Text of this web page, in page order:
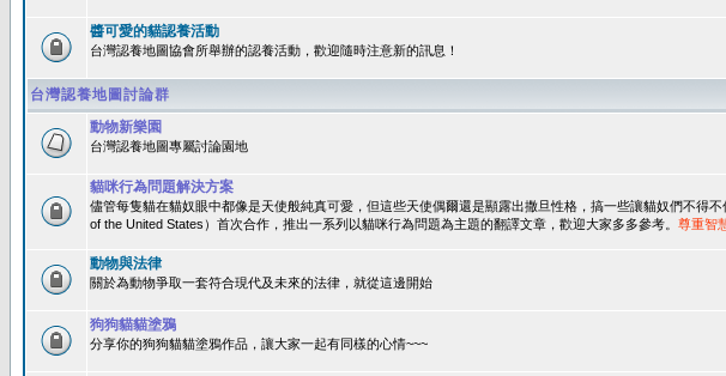
醬可愛的貓認養活動
台灣認養地圖協會所舉辦的認養活動，歡迎隨時注意新的訊息！
台灣認養地圖討論群
動物新樂園
台灣認養地圖專屬討論園地
貓咪行為問題解決方案
儘管每隻貓在貓奴眼中都像是天使般純真可愛，但這些天使偶爾還是顯露出撒旦性格，搞一些讓貓奴們不得
of the United States）首次合作，推出一系列以貓咪行為問題為主題的翻譯文章，歡迎大家多多參考。 尊重智
動物與法律
關於為動物爭取一套符合現代及未來的法律，就從這邊開始
狗狗貓貓塗鴉
分享你的狗狗貓貓塗鴉作品，讓大家一起有同樣的心情~~~